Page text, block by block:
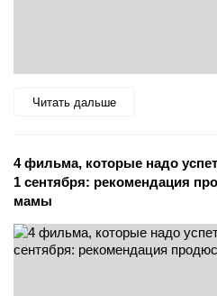
Читать дальше
4 фильма, которые надо
1 сентября: рекомендация
мамы